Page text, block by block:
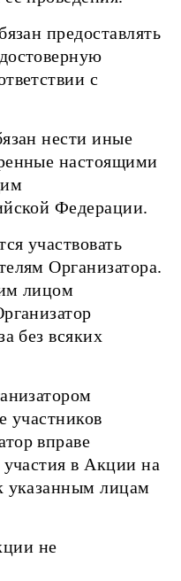
предоставлять
с
нести иные
настоящими
Федерации.
участвовать
Организатора.
лицом
без всяких
участников
вправе
в Акции на
указанным лицам
не